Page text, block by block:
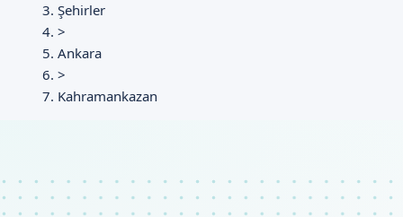
Şehirler
>
Ankara
>
Kahramankazan